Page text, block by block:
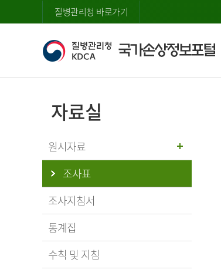
질병관리청 바로가기
자료실
원시자료
조사표
조사지침서
통계집
수칙 및 지침